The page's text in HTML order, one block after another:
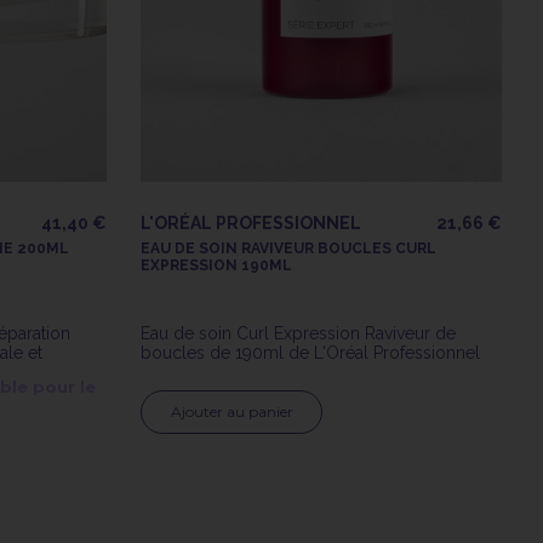
41,40 €
200ML
et
L'ORÉAL PROFESSIONNEL 21,66 €
EAU DE SOIN RAVIVEUR BOUCLES CURL
EXPRESSION 190ML
Eau de soin Curl Expression Raviveur de
boucles de 190ml de L'Oréal Professionnel
Ajouter au panier